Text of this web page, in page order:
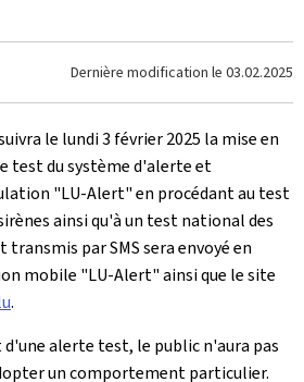
Dernière modification le 03.02.2025
le lundi 3 février 2025 la mise en
test du système d'alerte et
"LU-Alert" en procédant au test
ainsi qu'à un test national des
transmis par SMS sera envoyé en
mobile "LU-Alert" ainsi que le site
.
alerte test, le public n'aura pas
un comportement particulier.